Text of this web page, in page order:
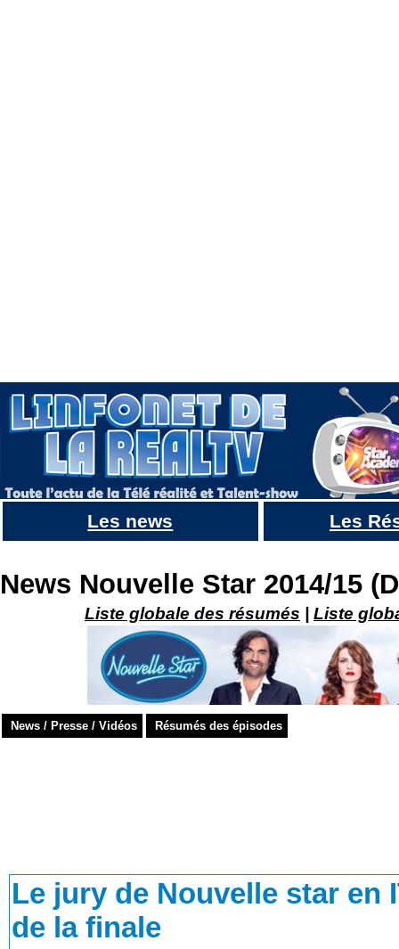
Les news Les
News Nouvelle Star 2014/15
Liste globale des résumés Liste
News / Presse / Vidéos Résumés des épisodes
Le jury de Nouvelle star en
de la finale